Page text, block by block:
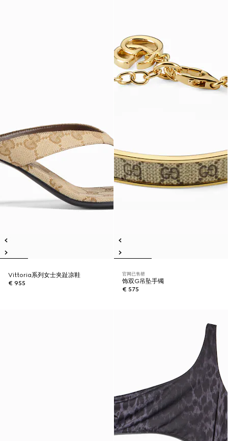
Vittoria系列女士夹趾凉鞋
€ 955
官网已售罄
饰双G吊坠手镯
€ 575